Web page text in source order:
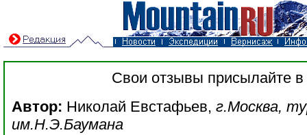
Свои отзывы присылайте в
Автор: Николай Евстафьев, г.Москва,
им.Н.Э.Баумана